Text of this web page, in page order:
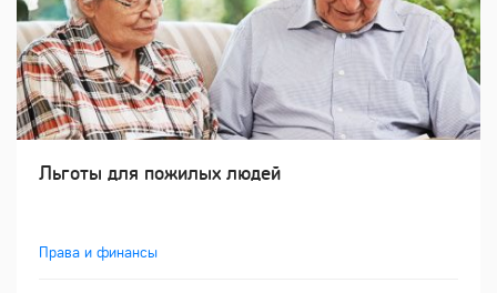
Льготы для пожилых людей
Права и финансы